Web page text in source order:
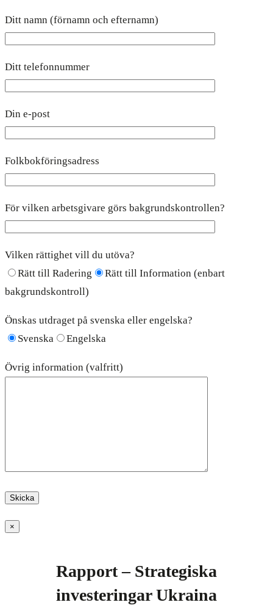
Ditt namn (förnamn och efternamn)
Ditt telefonnummer
Din e-post
Folkbokföringsadress
För vilken arbetsgivare görs bakgrundskontrollen?
Vilken rättighet vill du utöva?
Rätt till Radering
Rätt till Information (enbart
bakgrundskontroll)
Önskas utdraget på svenska eller engelska?
Svenska
Engelska
Övrig information (valfritt)
×
Rapport – Strategiska
investeringar Ukraina